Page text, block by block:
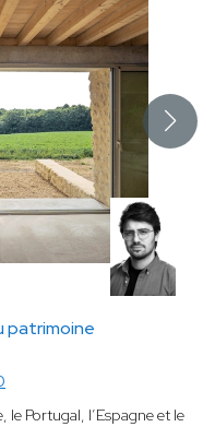
patrimoine
le Portugal, l’Espagne et le